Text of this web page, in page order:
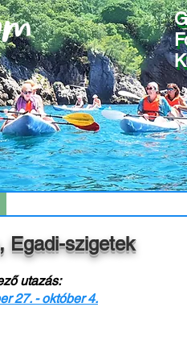
Egadi-szigetek
utazás:
27. - október 4.